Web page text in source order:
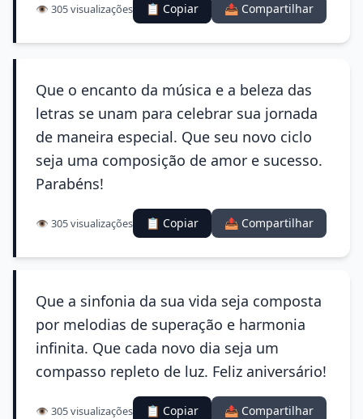
👁️ 305 visualizações 📋 Copiar 📤 Compartilhar
Que o encanto da música e a beleza das
letras se unam para celebrar sua jornada
de maneira especial. Que seu novo ciclo
seja uma composição de amor e sucesso.
Parabéns!
👁️ 305 visualizações 📋 Copiar 📤 Compartilhar
Que a sinfonia da sua vida seja composta
por melodias de superação e harmonia
infinita. Que cada novo dia seja um
compasso repleto de luz. Feliz aniversário!
👁️ 305 visualizações 📋 Copiar 📤 Compartilhar